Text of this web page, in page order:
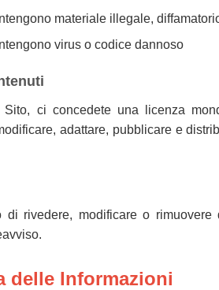
materiale illegale,
virus o codice dannoso
Sito, ci concedete una licenza
adattare, pubblicare e
rivedere, modificare o
delle Informazioni